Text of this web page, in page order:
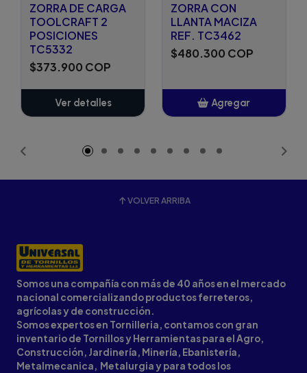
ZORRA DE CARGA
TOOLCRAFT 2
POSICIONES
TC5332
$373.900 COP
Ver detalles
ZORRA CON
LLANTA MACIZA
REF. TC3462
$480.300 COP
Agregar
VOLVER ARRIBA
Somos una compañía con más de 40 años en el mercado
nacional comercializando productos ferreteros,
agrícolas y de construcción.
Somos expertos en Tornilleria, contamos con gran
inventario de Tornillos y Herramientas para el Agro,
Construcción, Jardinería, Minería, Ebanistería,
Metalmecanica, Metalurgia y para todos los